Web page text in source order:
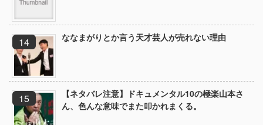
ななまがりとか言う天才芸人が売れない理由
【ネタバレ注意】ドキュメンタル10の極楽山本さ
ん、色んな意味でまた叩かれまくる。